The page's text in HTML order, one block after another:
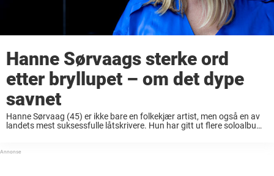
Hanne Sørvaags sterke ord
etter bryllupet – om det dype
savnet
Hanne Sørvaag (45) er ikke bare en folkekjær artist, men også en av
landets mest suksessfulle låtskrivere. Hun har gitt ut flere soloalbum,